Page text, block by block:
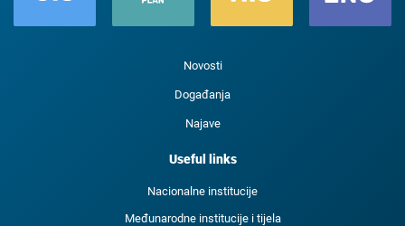
Novosti
Događanja
Najave
Useful links
Nacionalne institucije
Međunarodne institucije i tijela